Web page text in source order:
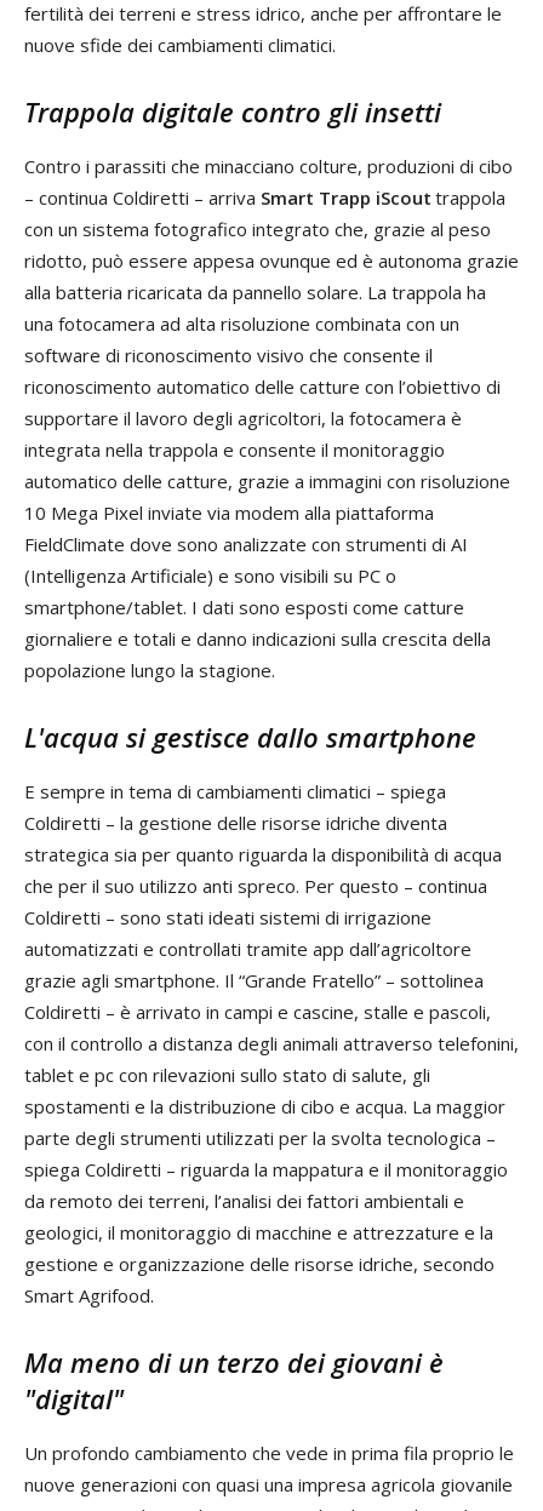
fertilità dei terreni e stress idrico, anche per affrontare le
nuove sfide dei cambiamenti climatici.
Trappola digitale contro gli insetti
Contro i parassiti che minacciano colture, produzioni di cibo
– continua Coldiretti – arriva Smart Trapp iScout trappola
con un sistema fotografico integrato che, grazie al peso
ridotto, può essere appesa ovunque ed è autonoma grazie
alla batteria ricaricata da pannello solare. La trappola ha
una fotocamera ad alta risoluzione combinata con un
software di riconoscimento visivo che consente il
riconoscimento automatico delle catture con l’obiettivo di
supportare il lavoro degli agricoltori, la fotocamera è
integrata nella trappola e consente il monitoraggio
automatico delle catture, grazie a immagini con risoluzione
10 Mega Pixel inviate via modem alla piattaforma
FieldClimate dove sono analizzate con strumenti di AI
(Intelligenza Artificiale) e sono visibili su PC o
smartphone/tablet. I dati sono esposti come catture
giornaliere e totali e danno indicazioni sulla crescita della
popolazione lungo la stagione.
L'acqua si gestisce dallo smartphone
E sempre in tema di cambiamenti climatici – spiega
Coldiretti – la gestione delle risorse idriche diventa
strategica sia per quanto riguarda la disponibilità di acqua
che per il suo utilizzo anti spreco. Per questo – continua
Coldiretti – sono stati ideati sistemi di irrigazione
automatizzati e controllati tramite app dall’agricoltore
grazie agli smartphone. Il “Grande Fratello” – sottolinea
Coldiretti – è arrivato in campi e cascine, stalle e pascoli,
con il controllo a distanza degli animali attraverso telefonini,
tablet e pc con rilevazioni sullo stato di salute, gli
spostamenti e la distribuzione di cibo e acqua. La maggior
parte degli strumenti utilizzati per la svolta tecnologica –
spiega Coldiretti – riguarda la mappatura e il monitoraggio
da remoto dei terreni, l’analisi dei fattori ambientali e
geologici, il monitoraggio di macchine e attrezzature e la
gestione e organizzazione delle risorse idriche, secondo
Smart Agrifood.
Ma meno di un terzo dei giovani è
"digital"
Un profondo cambiamento che vede in prima fila proprio le
nuove generazioni con quasi una impresa agricola giovanile